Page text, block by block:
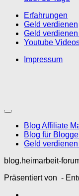
Erfahrungen
Geld verdienen
Geld verdienen
Youtube
Impressum
Blog Affiliate
Blog für
Geld
blog.heimarbeit-
Präsentiert von -